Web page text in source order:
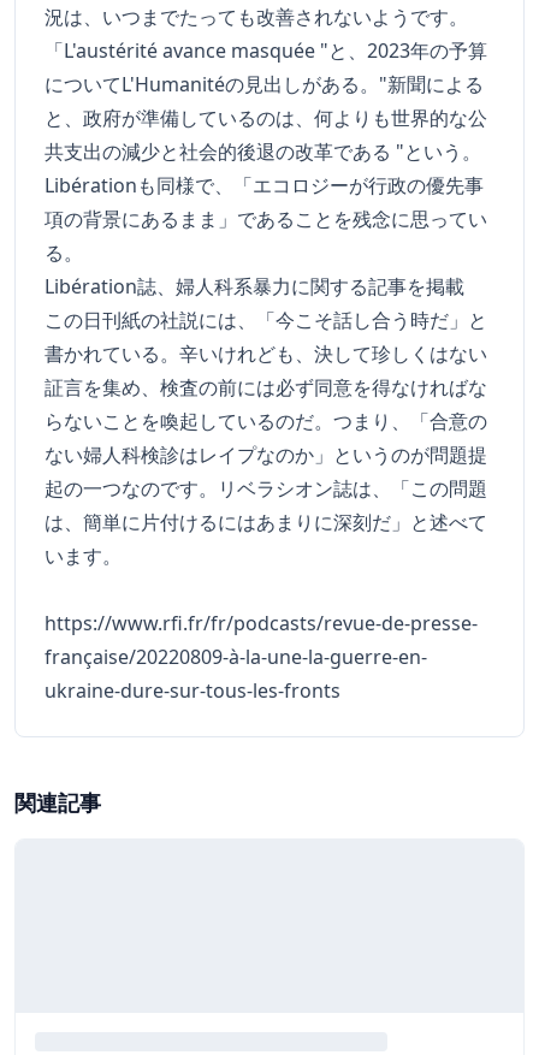
況は、いつまでたっても改善されないようです。
「L'austérité avance masquée "と、2023年の予算
についてL'Humanitéの見出しがある。"新聞による
と、政府が準備しているのは、何よりも世界的な公
共支出の減少と社会的後退の改革である "という。
Libérationも同様で、「エコロジーが行政の優先事
項の背景にあるまま」であることを残念に思ってい
る。
Libération誌、婦人科系暴力に関する記事を掲載
この日刊紙の社説には、「今こそ話し合う時だ」と
書かれている。辛いけれども、決して珍しくはない
証言を集め、検査の前には必ず同意を得なければな
らないことを喚起しているのだ。つまり、「合意の
ない婦人科検診はレイプなのか」というのが問題提
起の一つなのです。リベラシオン誌は、「この問題
は、簡単に片付けるにはあまりに深刻だ」と述べて
います。
https://www.rfi.fr/fr/podcasts/revue-de-presse-
française/20220809-à-la-une-la-guerre-en-
ukraine-dure-sur-tous-les-fronts
関連記事